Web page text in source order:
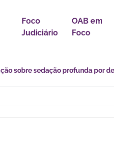
Foco
Judiciário
OAB em
Foco
por incertezas e novas